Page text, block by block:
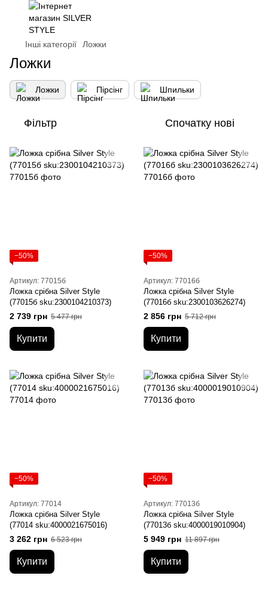
Інші категорії Ложки
Ложки
Ложки Пірсінг Шпильки
Фільтр Спочатку нові
−50%
Артикул: 77015б
Ложка срібна Silver Style
(77015б sku:2300104210373)
2 739 грн 5 477 грн
Купити
−50%
Артикул: 77016б
Ложка срібна Silver Style
(77016б sku:2300103626274)
2 856 грн 5 712 грн
Купити
−50%
Артикул: 77014
Ложка срібна Silver Style
(77014 sku:4000021675016)
3 262 грн 6 523 грн
Купити
−50%
Артикул: 77013б
Ложка срібна Silver Style
(77013б sku:4000019010904)
5 949 грн 11 897 грн
Купити